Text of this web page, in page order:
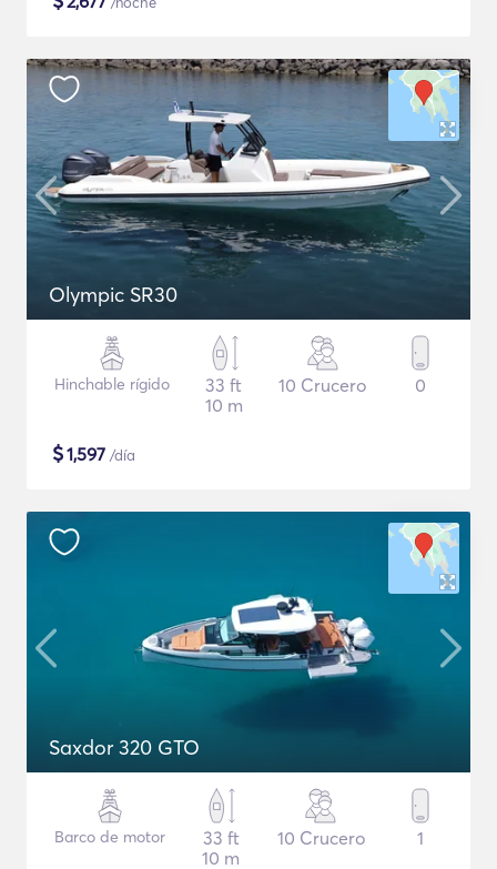
Olympic SR30
Hinchable rígido
33 ft
10 m
10 Crucero 0
$1,597 /día
Saxdor 320 GTO
Barco de motor
33 ft
10 m
10 Crucero 1